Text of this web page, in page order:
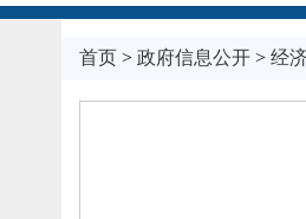
首页> 政府信息公开> 经